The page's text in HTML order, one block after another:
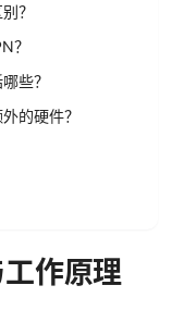
？
？
些？
的硬件？
作原理